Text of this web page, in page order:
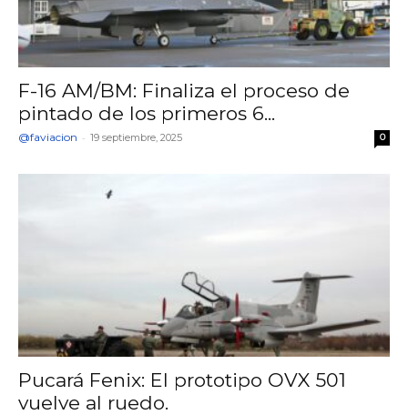
F-16 AM/BM: Finaliza el proceso de
pintado de los primeros 6...
@faviacion - 19 septiembre, 2025 0
Pucará Fenix: El prototipo OVX 501
vuelve al ruedo.